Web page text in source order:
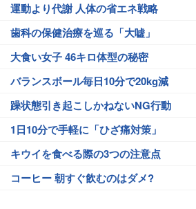
運動より代謝 人体の省エネ戦略
歯科の保健治療を巡る「大嘘」
大食い女子 46キロ体型の秘密
バランスボール毎日10分で20kg減
躁状態引き起こしかねないNG行動
1日10分で手軽に「ひざ痛対策」
キウイを食べる際の3つの注意点
コーヒー 朝すぐ飲むのはダメ?